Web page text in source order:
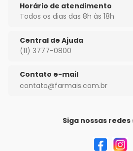
Horário de atendimento
Todos os dias das 8h às 18h
Central de Ajuda
(11) 3777-0800
Contato e-mail
contato@farmais.com.br
Siga nossas redes